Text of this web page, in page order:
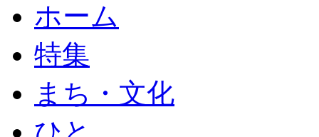
ホーム
特集
まち・文化